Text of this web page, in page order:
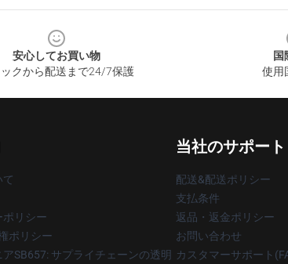
安心してお買い物
クから配送まで24/7保護
国
使用
ポリシー
ポリシー
SB657: サプライチェーンの透明
当社のサポート
配送&配送ポリシー
支払条件
返品・返金ポリシー
お問い合わせ
カスタマーサポート